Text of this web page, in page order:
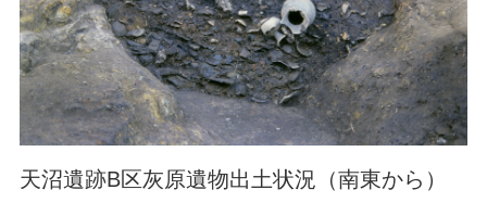
天沼遺跡B区灰原遺物出土状況（南東から）